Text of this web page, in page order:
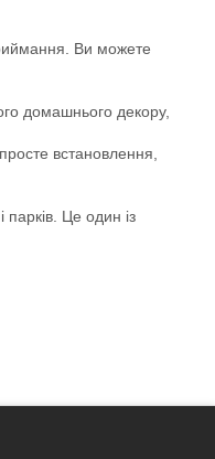
Ви можете
домашнього декору,
встановлення,
парків. Це один із